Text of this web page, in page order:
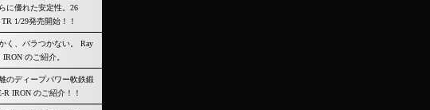
に優れた安定性。26
1/29発売開始！！
く、バラつかない。 Ray
のご紹介。
のディープパワー軟鉄鍛
R IRON のご紹介！！